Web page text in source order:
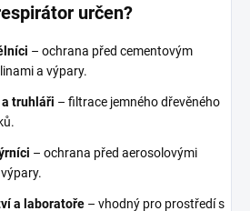
určen?
– ochrana před cementovým
a výpary.
truhláři – filtrace jemného dřevěného
– ochrana před aerosolovými
a laboratoře – vhodný pro prostředí s